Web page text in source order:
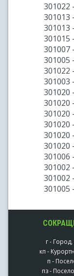
301022
301013
301013
301015
301007
301005
301020
301020
301020
301020
301020
301002
301002
301005
г -
кп -
п -
пз -